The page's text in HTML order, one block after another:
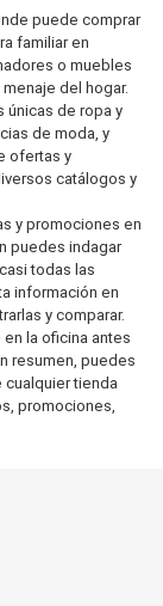
puede comprar
familiar en
o muebles
del hogar.
únicas de ropa y
de moda, y
ofertas y
catálogos y
y promociones en
puedes indagar
todas las
información en
y comparar.
la oficina antes
resumen, puedes
cualquier tienda
promociones,